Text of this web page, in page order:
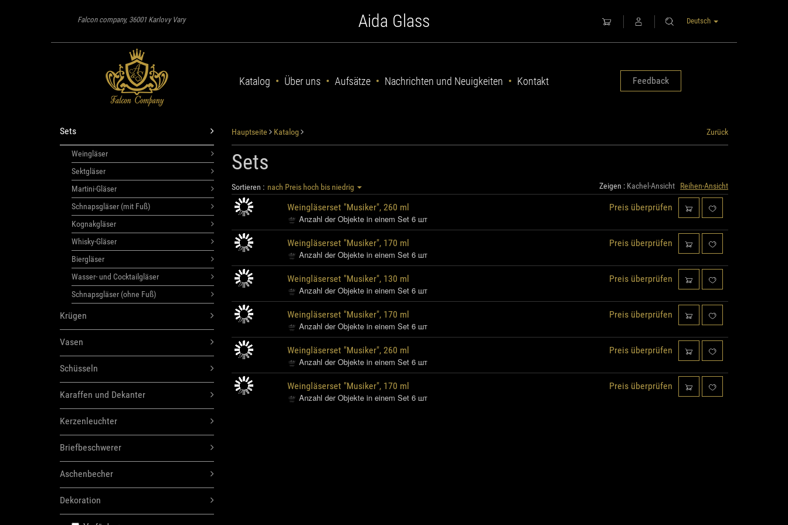
Falcon company, 36001 Karlovy Vary Aida Glass Deutsch
Katalog Über uns Aufsätze Nachrichten und Neuigkeiten Kontakt Feedback
Sets
Weingläser
Sektgläser
Martini-Gläser
Schnapsgläser (mit Fuß)
Kognakgläser
Whisky-Gläser
Biergläser
Wasser- und Cocktailgläser
Schnapsgläser (ohne Fuß)
Krügen
Vasen
Schüsseln
Karaffen und Dekanter
Kerzenleuchter
Briefbeschwerer
Aschenbecher
Dekoration
Zurück
Hauptseite Katalog
Sets
Sortieren : nach Preis hoch bis niedrig Zeigen : Kachel-Ansicht Reihen-Ansicht
Weingläserset "Musiker", 260 ml
Anzahl der Objekte in einem Set 6 шт
Preis überprüfen
Weingläserset "Musiker", 170 ml
Anzahl der Objekte in einem Set 6 шт
Preis überprüfen
Weingläserset "Musiker", 130 ml
Anzahl der Objekte in einem Set 6 шт
Preis überprüfen
Weingläserset "Musiker", 170 ml
Anzahl der Objekte in einem Set 6 шт
Preis überprüfen
Weingläserset "Musiker", 260 ml
Anzahl der Objekte in einem Set 6 шт
Preis überprüfen
Weingläserset "Musiker", 170 ml
Anzahl der Objekte in einem Set 6 шт
Preis überprüfen